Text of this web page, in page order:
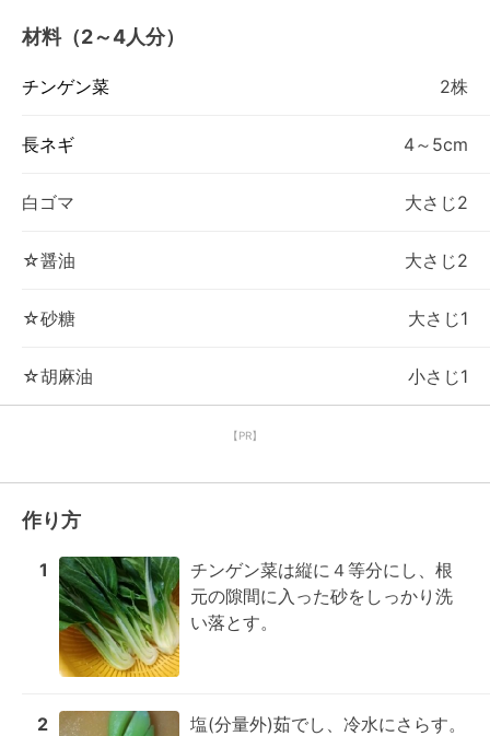
材料（2～4人分）
チンゲン菜 2株
長ネギ 4～5cm
白ゴマ 大さじ2
☆醤油 大さじ2
☆砂糖 大さじ1
☆胡麻油 小さじ1
【PR】
作り方
1
チンゲン菜は縦に４等分にし、根
元の隙間に入った砂をしっかり洗
い落とす。
2
塩(分量外)茹でし、冷水にさらす。